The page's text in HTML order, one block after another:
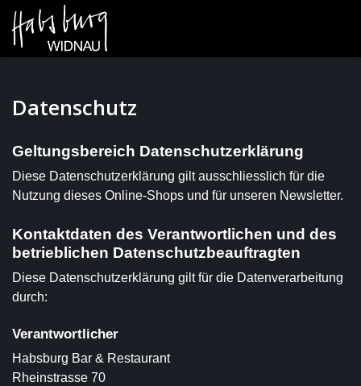
Datenschutz
Geltungsbereich Datenschutzerklärung
Diese Datenschutzerklärung gilt ausschliesslich für die
Nutzung dieses Online-Shops und für unseren Newsletter.
Kontaktdaten des Verantwortlichen und des
betrieblichen Datenschutzbeauftragten
Diese Datenschutzerklärung gilt für die Datenverarbeitung
durch:
Verantwortlicher
Habsburg Bar & Restaurant
Rheinstrasse 70